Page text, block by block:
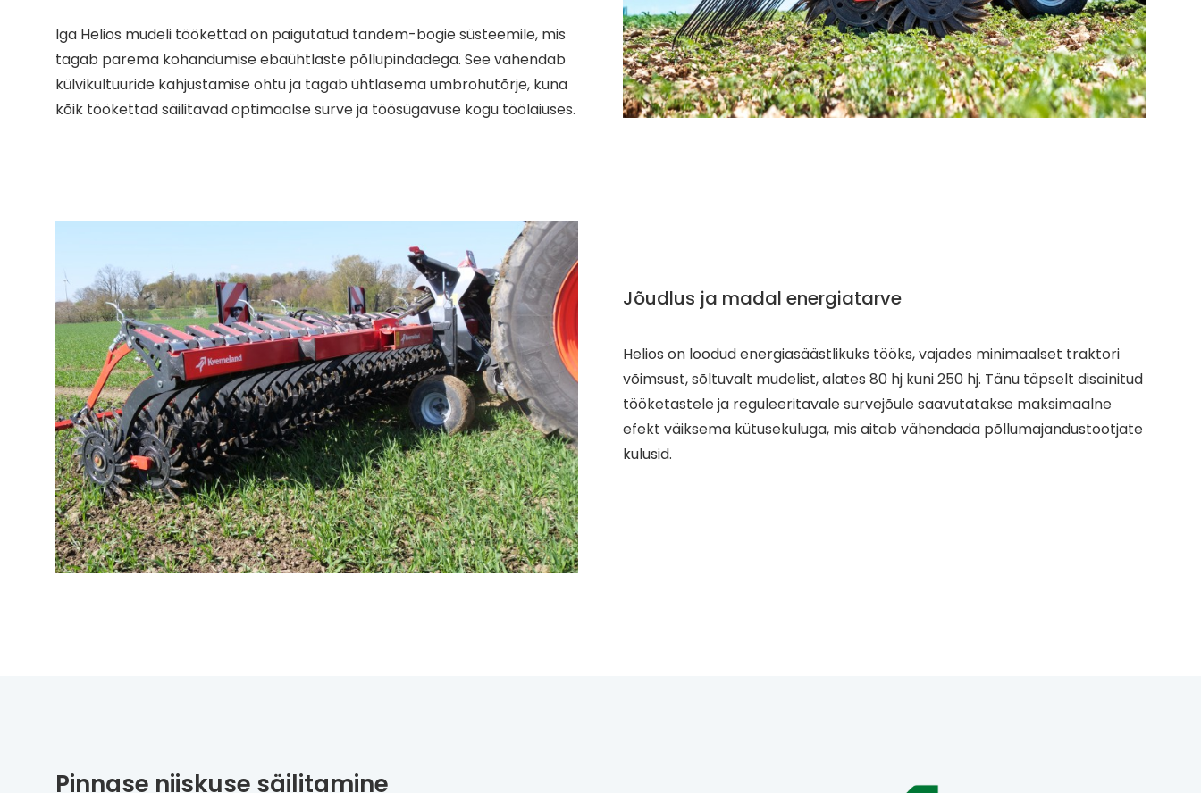
Iga Helios mudeli töökettad on paigutatud tandem-bogie süsteemile, mis
tagab parema kohandumise ebaühtlaste põllupindadega. See vähendab
külvikultuuride kahjustamise ohtu ja tagab ühtlasema umbrohutõrje, kuna
kõik töökettad säilitavad optimaalse surve ja töösügavuse kogu töölaiuses.
Jõudlus ja madal energiatarve
Helios on loodud energiasäästlikuks tööks, vajades minimaalset traktori
võimsust, sõltuvalt mudelist, alates 80 hj kuni 250 hj. Tänu täpselt disainitud
tööketastele ja reguleeritavale survejõule saavutatakse maksimaalne
efekt väiksema kütusekuluga, mis aitab vähendada põllumajandustootjate
kulusid.
Pinnase niiskuse säilitamine